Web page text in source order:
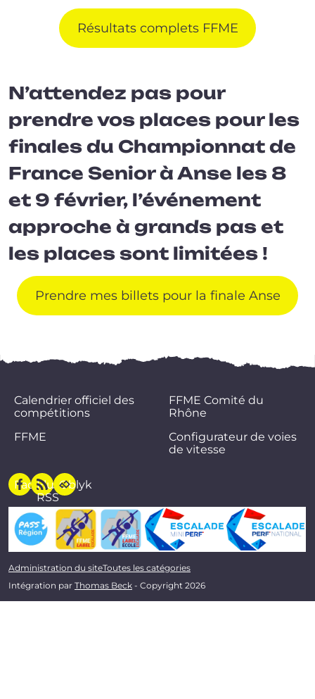
Résultats com­plets FFME
N’attendez pas pour
prendre vos places pour les
finales du Championnat de
France Senior à Anse les 8
et 9 février, l’événement
approche à grands pas et
les places sont limitées !
Prendre mes billets pour la finale Anse
Calendrier officiel des
compétitions
FFME
FFME Comité du
Rhône
Configurateur de voies
de vitesse
Facebook
Flux
RSS
Oblyk
Administration du siteToutes les catégories
Intégration par Thomas Beck - Copyright 2026